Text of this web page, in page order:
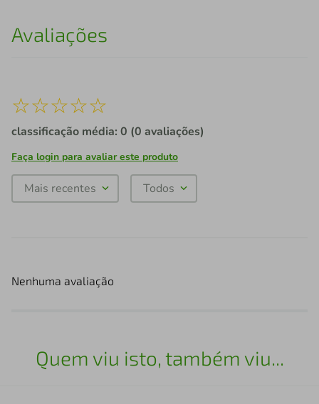
Avaliações
☆☆☆☆☆
classificação média: 0 (0 avaliações)
Faça login para avaliar este produto
Mais recentes Todos
Nenhuma avaliação
Quem viu isto, também viu...